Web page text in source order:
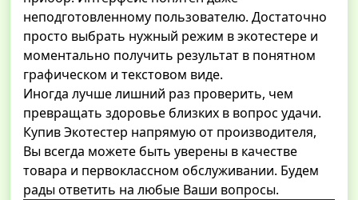
неподготовленному пользователю. Достаточно
просто выбрать нужный режим в экотестере и
моментально получить результат в понятном
графическом и текстовом виде.
Иногда лучше лишний раз проверить, чем
превращать здоровье близких в вопрос удачи.
Купив Экотестер напрямую от производителя,
Вы всегда можете быть уверены в качестве
товара и первоклассном обслуживании. Будем
рады ответить на любые Ваши вопросы.